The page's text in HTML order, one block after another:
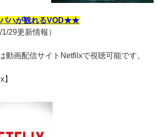
ハが観れるVOD★★
1/29更新情報）
動画配信サイトNetfilxで視聴可能です。
】